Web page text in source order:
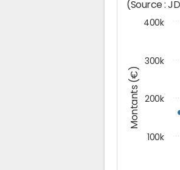
Montants (€)
(Source :
100k
200k
300k
400k